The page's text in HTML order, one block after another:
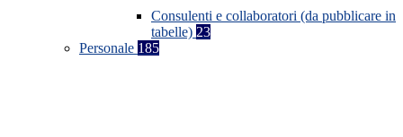
Consulenti e collaboratori (da pubblicare in
tabelle) 23
Personale 185